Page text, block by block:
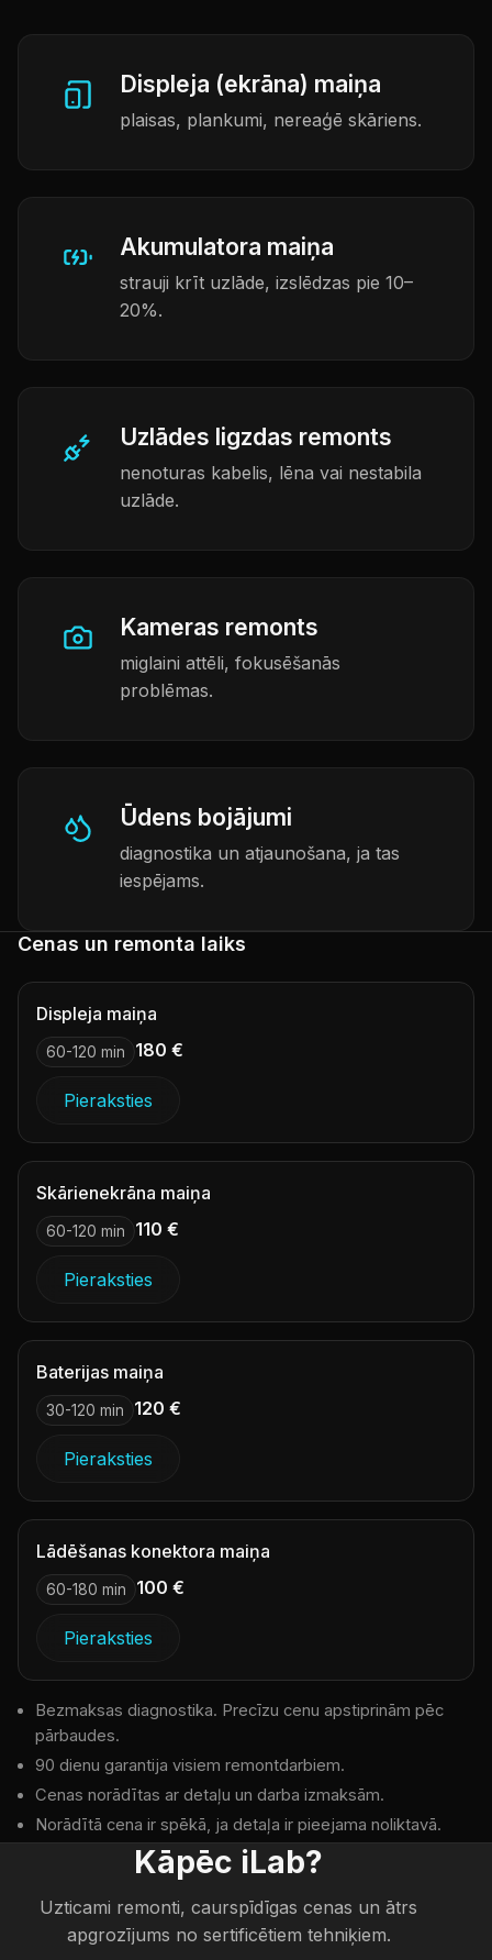
Displeja (ekrāna) maiņa
plaisas, plankumi, nereaģē skāriens.
Akumulatora maiņa
strauji krīt uzlāde, izslēdzas pie 10–
20%.
Uzlādes ligzdas remonts
nenoturas kabelis, lēna vai nestabila
uzlāde.
Kameras remonts
miglaini attēli, fokusēšanās
problēmas.
Ūdens bojājumi
diagnostika un atjaunošana, ja tas
iespējams.
Cenas un remonta laiks
Displeja maiņa
60-120 min 180 €
Pieraksties
Skārienekrāna maiņa
60-120 min 110 €
Pieraksties
Baterijas maiņa
30-120 min 120 €
Pieraksties
Lādēšanas konektora maiņa
60-180 min 100 €
Pieraksties
Bezmaksas diagnostika. Precīzu cenu apstiprinām pēc
pārbaudes.
90 dienu garantija visiem remontdarbiem.
Cenas norādītas ar detaļu un darba izmaksām.
Norādītā cena ir spēkā, ja detaļa ir pieejama noliktavā.
Kāpēc iLab?
Uzticami remonti, caurspīdīgas cenas un ātrs
apgrozījums no sertificētiem tehniķiem.